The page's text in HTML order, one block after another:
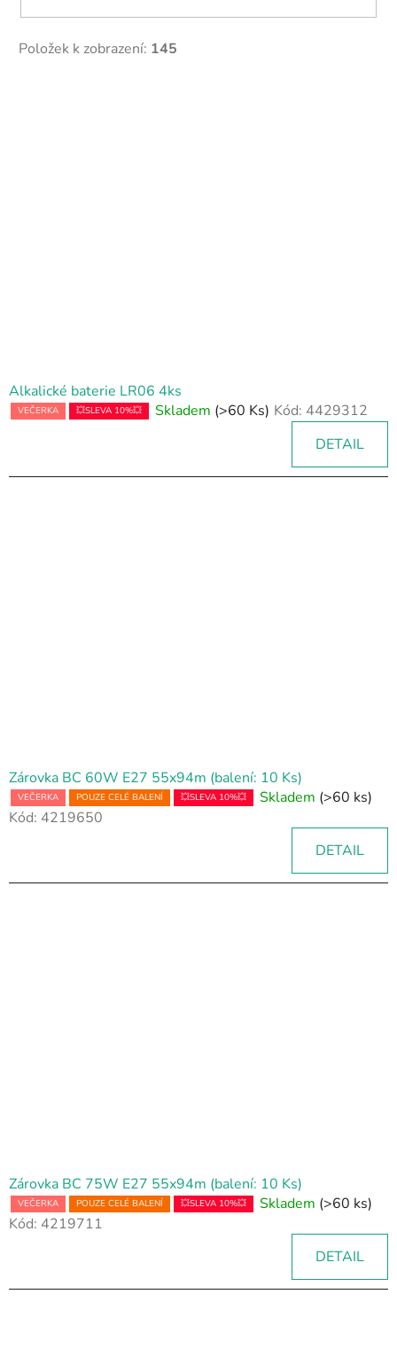
Položek k zobrazení: 145
ů
Alkalické baterie LR06 4ks
VEČERKA 💥SLEVA 10%💥 Skladem (>60 Ks) Kód: 4429312
DETAIL
Zárovka BC 60W E27 55x94m (balení: 10 Ks)
VEČERKA POUZE CELÉ BALENÍ 💥SLEVA 10%💥 Skladem (>60 ks)
Kód: 4219650
DETAIL
Zárovka BC 75W E27 55x94m (balení: 10 Ks)
VEČERKA POUZE CELÉ BALENÍ 💥SLEVA 10%💥 Skladem (>60 ks)
Kód: 4219711
DETAIL